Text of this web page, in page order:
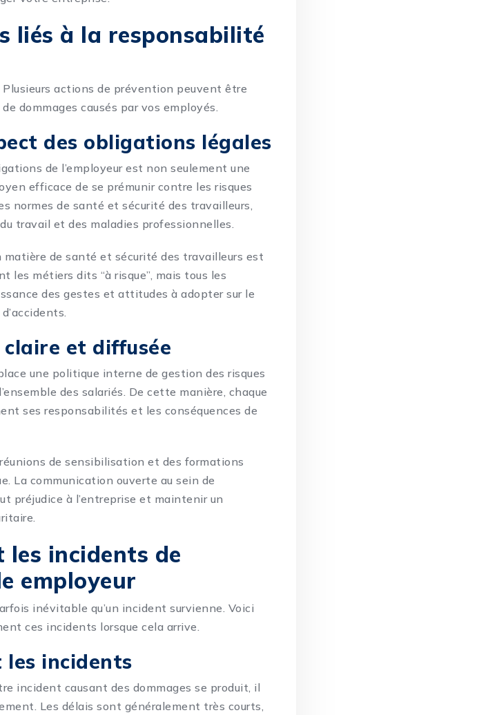
liés à la responsabilité
actions de prévention peuvent être
dommages causés par vos employés.
des obligations légales
de l’employeur est non seulement une
efficace de se prémunir contre les risques
normes de santé et sécurité des travailleurs,
travail et des maladies professionnelles.
de santé et sécurité des travailleurs est
les métiers dits “à risque”, mais tous les
des gestes et attitudes à adopter sur le
et diffusée
une politique interne de gestion des risques
des salariés. De cette manière, chaque
ses responsabilités et les conséquences de
de sensibilisation et des formations
La communication ouverte au sein de
préjudice à l’entreprise et maintenir un
les incidents de
employeur
inévitable qu’un incident survienne. Voici
ces incidents lorsque cela arrive.
les incidents
incident causant des dommages se produit, il
Les délais sont généralement très courts,